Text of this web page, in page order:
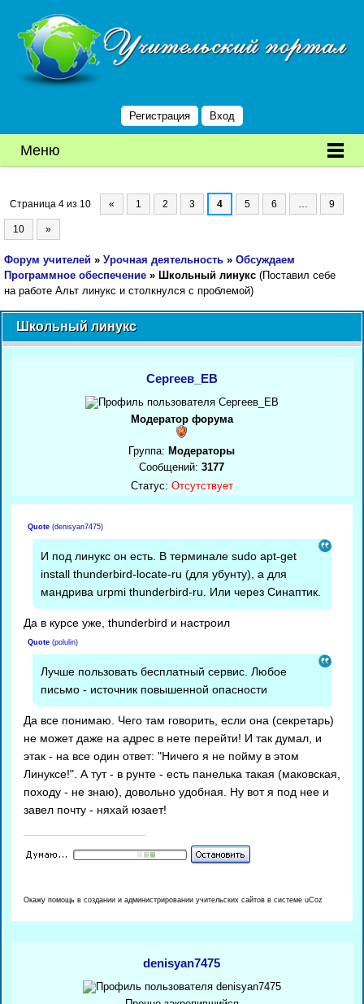
Регистрация Вход
Меню
Страница 4 из 10 « 1 2 3 4 5 6 … 9
10 »
Форум учителей » Урочная деятельность » Обсуждаем
Программное обеспечение » Школьный линукс (Поставил себе
на работе Альт линукс и столкнулся с проблемой)
Школьный линукс
Сергеев_ЕВ
Модератор форума
Группа: Модераторы
Сообщений: 3177
Статус: Отсутствует
Quote (denisyan7475)
И под линукс он есть. В терминале sudo apt-get
install thunderbird-locate-ru (для убунту), а для
мандрива urpmi thunderbird-ru. Или через Синаптик.
Да в курсе уже, thunderbird и настроил
Quote (polulin)
Лучше пользовать бесплатный сервис. Любое
письмо - источник повышенной опасности
Да все понимаю. Чего там говорить, если она (секретарь)
не может даже на адрес в нете перейти! И так думал, и
этак - на все один ответ: "Ничего я не пойму в этом
Линуксе!". А тут - в рунте - есть панелька такая (маковская,
походу - не знаю), довольно удобная. Ну вот я под нее и
завел почту - няхай юзает!
Окажу помощь в создании и администрировании учительских сайтов в системе uCoz
denisyan7475